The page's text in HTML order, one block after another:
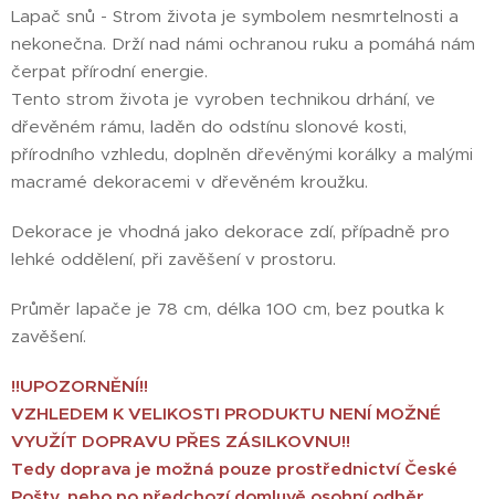
Lapač snů - Strom života je symbolem nesmrtelnosti a
nekonečna. Drží nad námi ochranou ruku a pomáhá nám
čerpat přírodní energie.
Tento strom života je vyroben technikou drhání, ve
dřevěném rámu, laděn do odstínu slonové kosti,
přírodního vzhledu, doplněn dřevěnými korálky a malými
macramé dekoracemi v dřevěném kroužku.
Dekorace je vhodná jako dekorace zdí, případně pro
lehké oddělení, při zavěšení v prostoru.
Průměr lapače je 78 cm, délka 100 cm, bez poutka k
zavěšení.
!!UPOZORNĚNÍ!!
VZHLEDEM K VELIKOSTI PRODUKTU NENÍ MOŽNÉ
VYUŽÍT DOPRAVU PŘES ZÁSILKOVNU!!
Tedy doprava je možná pouze prostřednictví České